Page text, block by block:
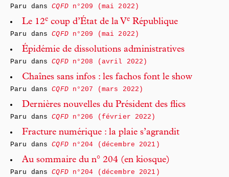
Paru dansCQFDn°209 (mai 2022)
Le 12e coup d’État de la Ve République
Paru dansCQFDn°209 (mai 2022)
Épidémie de dissolutions administratives
Paru dansCQFDn°208 (avril 2022)
Chaînes sans infos : les fachos font le show
Paru dansCQFDn°207 (mars 2022)
Dernières nouvelles du Président des flics
Paru dansCQFDn°206 (février 2022)
Fracture numérique : la plaie s’agrandit
Paru dansCQFDn°204 (décembre 2021)
Au sommaire du n° 204 (en kiosque)
Paru dansCQFDn°204 (décembre 2021)